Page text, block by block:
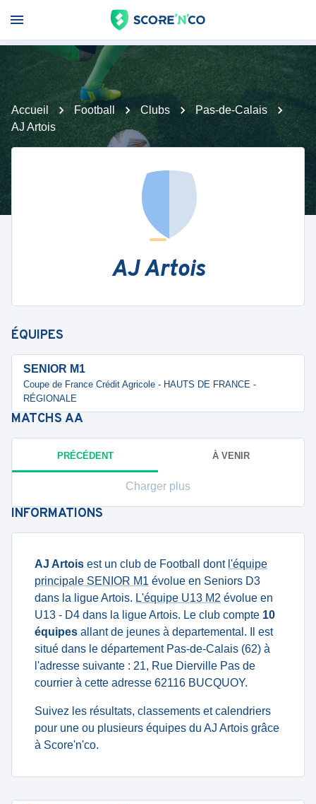
Accueil Football Clubs
Pas-de-Calais
AJ Artois
AJ Artois
ÉQUIPES
SENIOR M1
Coupe de France Crédit Agricole - HAUTS DE FRANCE -
RÉGIONALE
MATCHS AA
PRÉCÉDENT À VENIR
Charger plus
INFORMATIONS
AJ Artois est un club de Football dont l'équipe
principale SENIOR M1 évolue en Seniors D3
dans la ligue Artois. L'équipe U13 M2 évolue en
U13 - D4 dans la ligue Artois. Le club compte 10
équipes allant de jeunes à departemental. Il est
situé dans le département Pas-de-Calais (62) à
l'adresse suivante : 21, Rue Dierville Pas de
courrier à cette adresse 62116 BUCQUOY.
Suivez les résultats, classements et calendriers
pour une ou plusieurs équipes du AJ Artois grâce
à Score'n'co.